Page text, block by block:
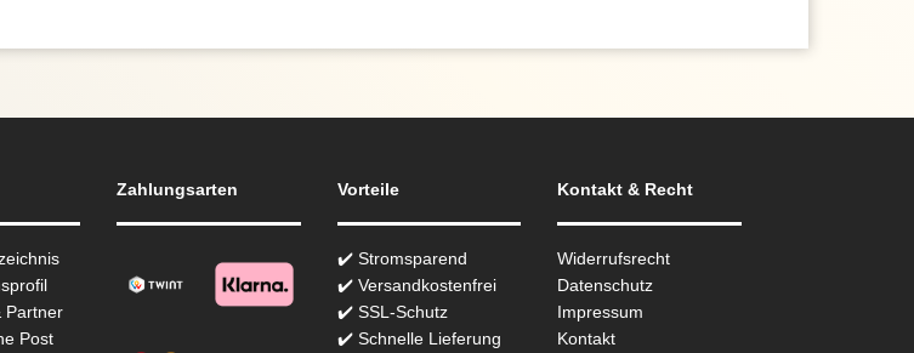
Partner
Post
Zahlungsarten Vorteile
✔️ Stromsparend
✔️ Versandkostenfrei
✔️ SSL-Schutz
✔️ Schnelle Lieferung
Kontakt & Recht
Widerrufsrecht
Datenschutz
Impressum
Kontakt